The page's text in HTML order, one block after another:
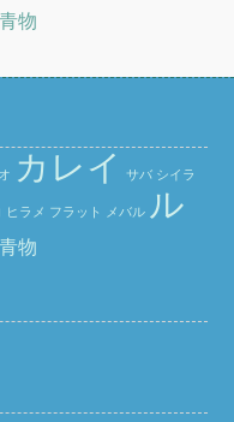
青物
カレイ サバ シイラ
ヒラメ フラット メバル ル
青物